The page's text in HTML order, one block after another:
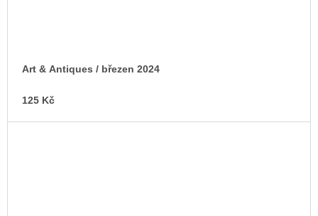
Art & Antiques / březen 2024
125 Kč